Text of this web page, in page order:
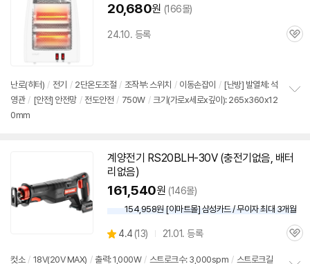
20,680원 (166몰)
24.10. 등록
관
난로(히터) / 전기 / 2단온도조절 / 조작부:스위치 / 이동손잡이 / [난방] 발열체: 석
영관 / [안전] 안전망 / 전도안전 / 750W / 크기(가로x세로x깊이): 265x360x12
0mm
계양전기 RS20BLH-30V (충전기없음, 배터
리없음)
161,540원 (146몰)
154,958원 [이마트몰] 삼성카드 / 무이자 최대 3개월
별
점
4.4 (상
13) 21.01. 등록
관
컷소 / 18V(20V MAX) / 출력: 1,000W / 스트로크수: 3,000spm / 스트로크길